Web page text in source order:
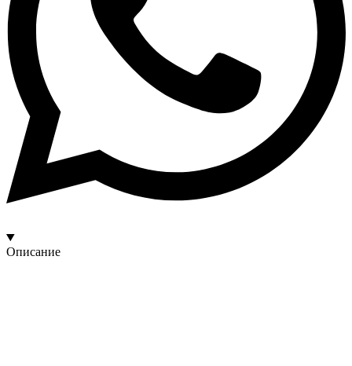
Описание